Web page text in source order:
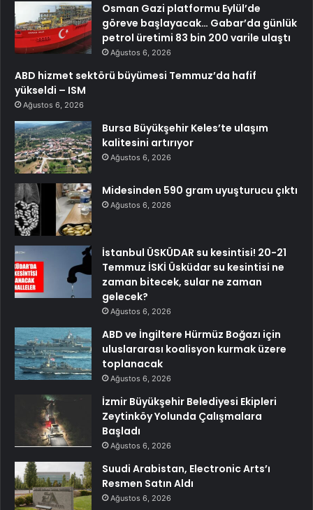
Osman Gazi platformu Eylül’de
göreve başlayacak… Gabar’da günlük
petrol üretimi 83 bin 200 varile ulaştı
Ağustos 6, 2026
ABD hizmet sektörü büyümesi Temmuz’da hafif
yükseldi – ISM
Ağustos 6, 2026
Bursa Büyükşehir Keles’te ulaşım
kalitesini artırıyor
Ağustos 6, 2026
Midesinden 590 gram uyuşturucu çıktı
Ağustos 6, 2026
İstanbul ÜSKÜDAR su kesintisi! 20-21
Temmuz İSKİ Üsküdar su kesintisi ne
zaman bitecek, sular ne zaman
gelecek?
Ağustos 6, 2026
ABD ve İngiltere Hürmüz Boğazı için
uluslararası koalisyon kurmak üzere
toplanacak
Ağustos 6, 2026
İzmir Büyükşehir Belediyesi Ekipleri
Zeytinköy Yolunda Çalışmalara
Başladı
Ağustos 6, 2026
Suudi Arabistan, Electronic Arts’ı
Resmen Satın Aldı
Ağustos 6, 2026